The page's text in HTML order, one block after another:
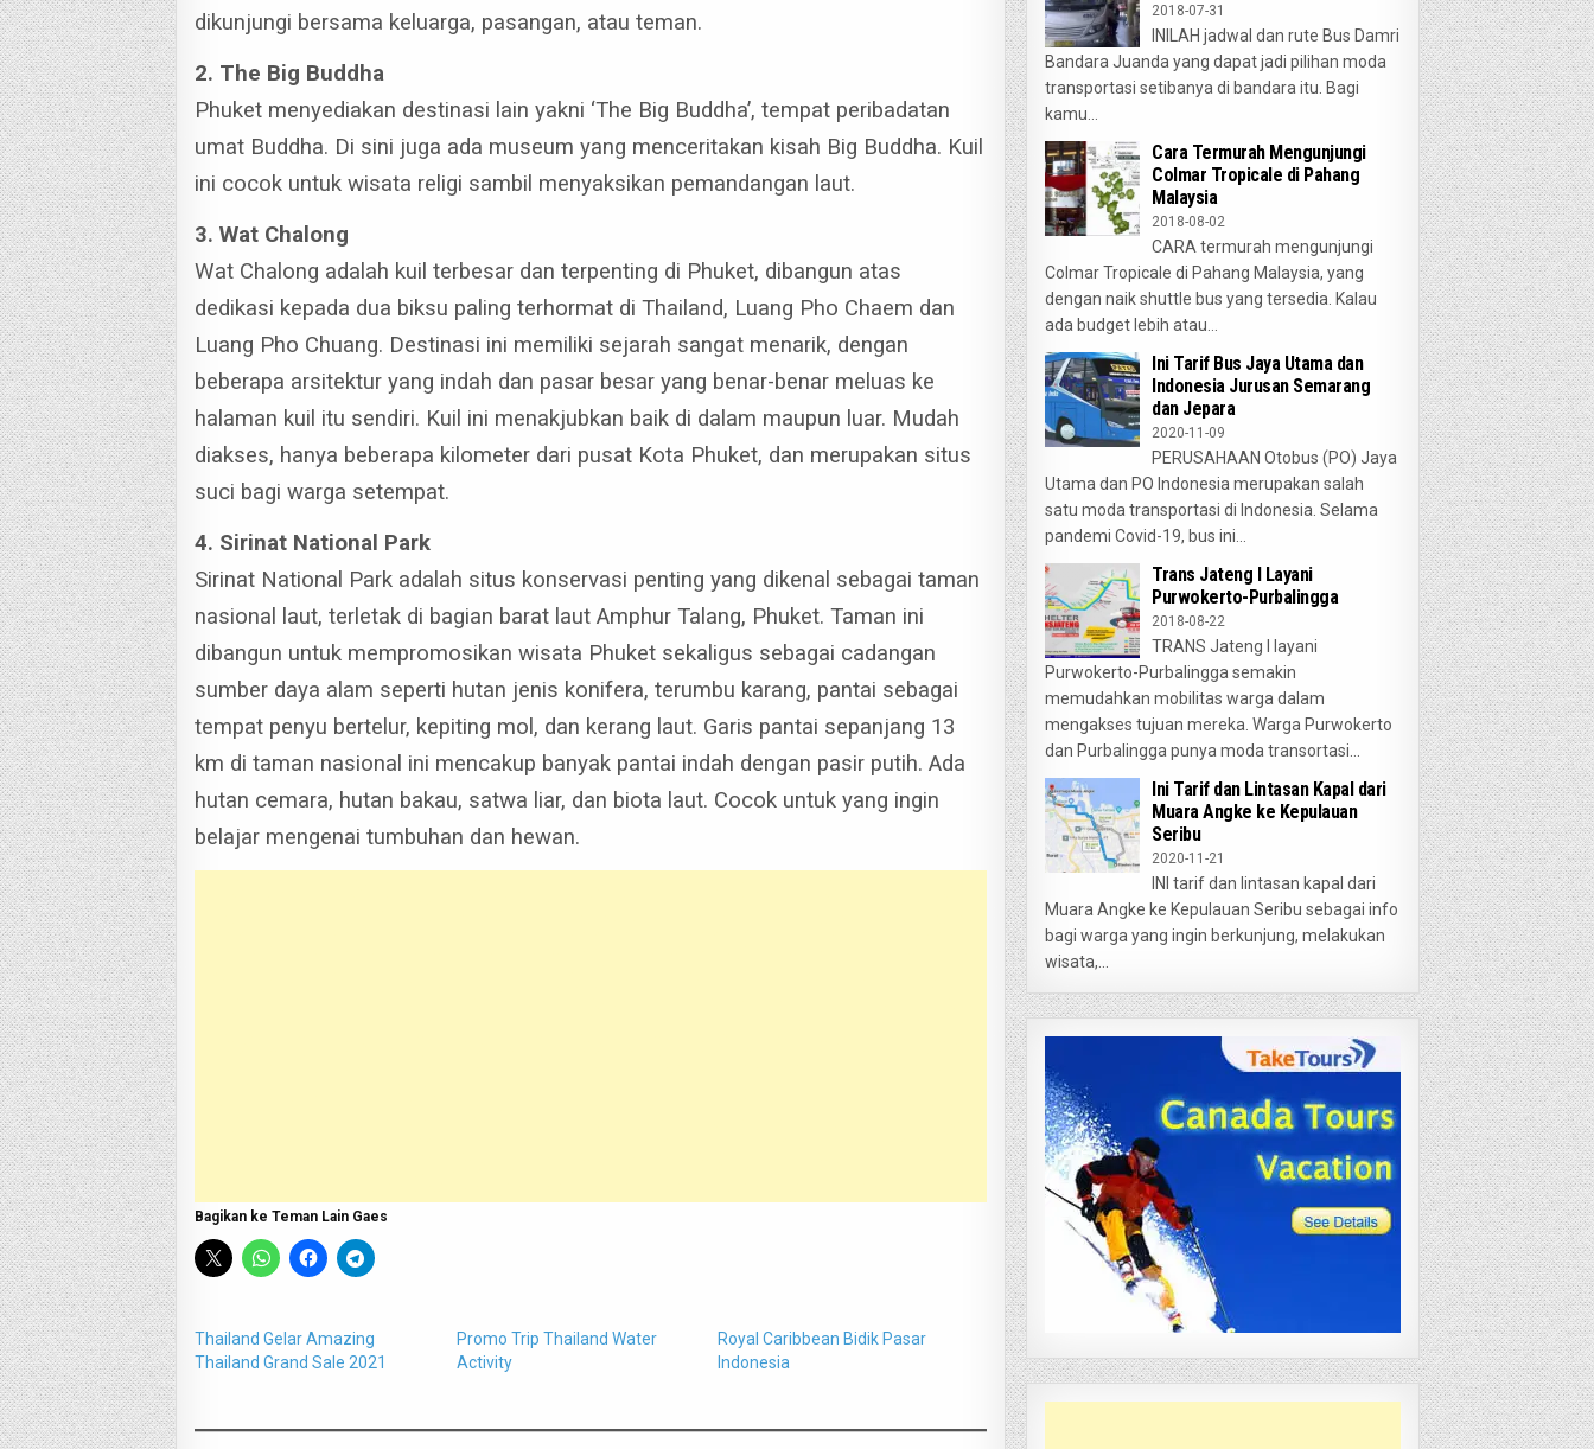
dikunjungi bersama keluarga, pasangan, atau teman.
2. The Big Buddha
Phuket menyediakan destinasi lain yakni ‘The Big Buddha’, tempat peribadatan
umat Buddha. Di sini juga ada museum yang menceritakan kisah Big Buddha. Kuil
ini cocok untuk wisata religi sambil menyaksikan pemandangan laut.
3. Wat Chalong
Wat Chalong adalah kuil terbesar dan terpenting di Phuket, dibangun atas
dedikasi kepada dua biksu paling terhormat di Thailand, Luang Pho Chaem dan
Luang Pho Chuang. Destinasi ini memiliki sejarah sangat menarik, dengan
beberapa arsitektur yang indah dan pasar besar yang benar-benar meluas ke
halaman kuil itu sendiri. Kuil ini menakjubkan baik di dalam maupun luar. Mudah
diakses, hanya beberapa kilometer dari pusat Kota Phuket, dan merupakan situs
suci bagi warga setempat.
4. Sirinat National Park
Sirinat National Park adalah situs konservasi penting yang dikenal sebagai taman
nasional laut, terletak di bagian barat laut Amphur Talang, Phuket.Taman ini
dibangun untuk mempromosikan wisata Phuket sekaligus sebagai cadangan
sumber daya alam seperti hutan jenis konifera, terumbu karang, pantai sebagai
tempat penyu bertelur, kepiting mol, dan kerang laut. Garis pantai sepanjang 13
km di taman nasional ini mencakup banyak pantai indah dengan pasir putih. Ada
hutan cemara, hutan bakau, satwa liar, dan biota laut. Cocok untuk yang ingin
belajar mengenai tumbuhan dan hewan.
Bagikan ke Teman Lain Gaes
Thailand Gelar Amazing
Thailand Grand Sale 2021
Promo Trip Thailand Water
Activity
Royal Caribbean Bidik Pasar
Indonesia
2018-07-31
INILAH jadwal dan rute Bus Damri
Bandara Juanda yang dapat jadi pilihan moda
transportasi setibanya di bandara itu. Bagi
kamu...
Cara Termurah Mengunjungi
Colmar Tropicale di Pahang
Malaysia
2018-08-02
CARA termurah mengunjungi
Colmar Tropicale di Pahang Malaysia, yang
dengan naik shuttle bus yang tersedia. Kalau
ada budget lebih atau...
Ini Tarif Bus Jaya Utama dan
Indonesia Jurusan Semarang
dan Jepara
2020-11-09
PERUSAHAAN Otobus (PO) Jaya
Utama dan PO Indonesia merupakan salah
satu moda transportasi di Indonesia. Selama
pandemi Covid-19, bus ini...
Trans Jateng I Layani
Purwokerto-Purbalingga
2018-08-22
TRANS Jateng I layani
Purwokerto-Purbalingga semakin
memudahkan mobilitas warga dalam
mengakses tujuan mereka. Warga Purwokerto
dan Purbalingga punya moda transortasi...
Ini Tarif dan Lintasan Kapal dari
Muara Angke ke Kepulauan
Seribu
2020-11-21
INI tarif dan lintasan kapal dari
Muara Angke ke Kepulauan Seribu sebagai info
bagi warga yang ingin berkunjung, melakukan
wisata,...